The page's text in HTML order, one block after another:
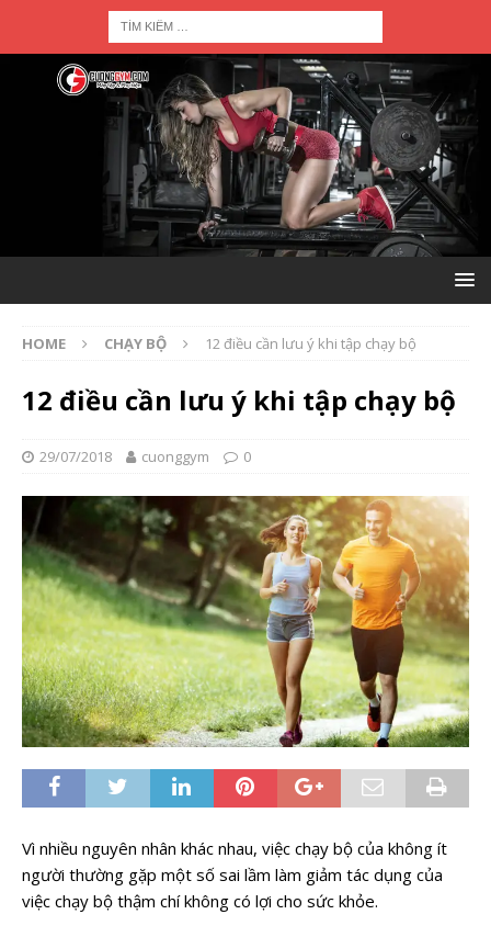
HOME CHẠY BỘ 12 điều cần lưu ý khi tập chạy bộ
12 điều cần lưu ý khi tập chạy bộ
29/07/2018 cuonggym 0
Vì nhiều nguyên nhân khác nhau, việc chạy bộ của không ít
người thường gặp một số sai lầm làm giảm tác dụng của
việc chạy bộ thậm chí không có lợi cho sức khỏe.